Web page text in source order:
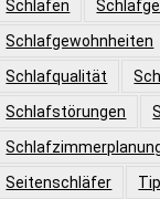
Schlafen
Schlafgewohnheiten
Schlafqualität
Schlafstörungen
Seitenschläfer